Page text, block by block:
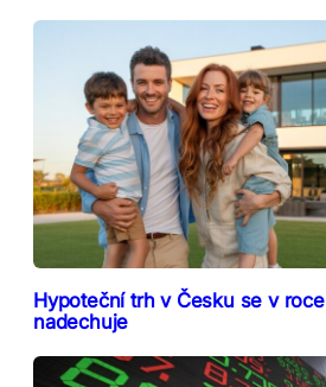
Hypoteční trh v Česku se v
nadechuje